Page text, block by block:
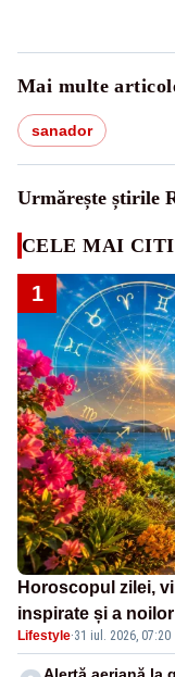
Mai multe
sanador
Urmărește știrile
CELE MAI
1
Horoscopul zilei,
inspirate și a
Lifestyle·31 iul. 2026, 07:20